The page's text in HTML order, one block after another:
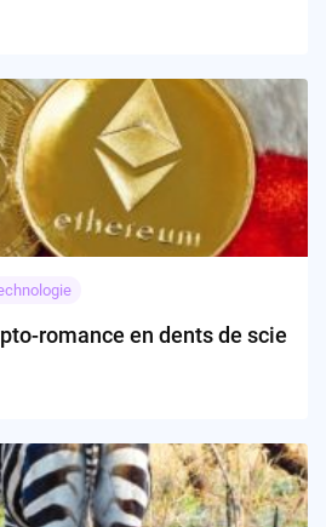
romance en dents de scie